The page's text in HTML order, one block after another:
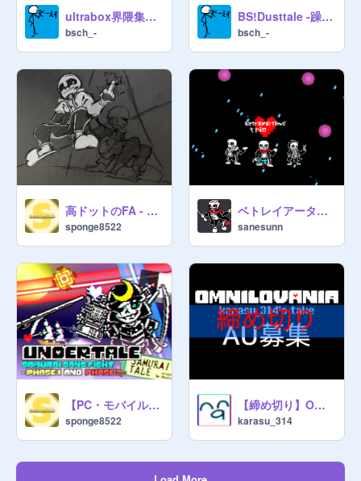
ultrabox界隈集まれ!!!!!!!
bsch_-
BS!Dusttale -躁鬱症-
bsch_-
高ドットのFA - WIP
sponge8522
ベトレイアータイムトリオフェーズ1
sanesunn
【PC・モバイル両方対応！】SAMURAITALE SANS FIGHT !!!
sponge8522
【締め切り】OMNILOVANIAを作ります。
karasu_314